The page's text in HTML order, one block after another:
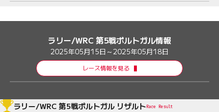
ラリー/WRC 第5戦ポルトガル情報
2025年05月15日～2025年05月18日
レース情報を見る
ラリー/WRC 第5戦ポルトガル リザルトRace Result